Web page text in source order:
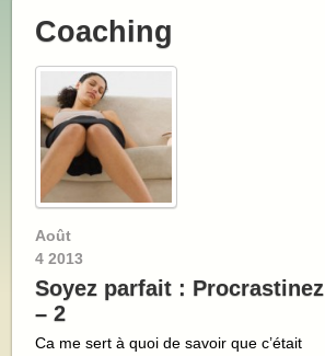
Coaching
Août
4 2013
Soyez parfait : Procrastinez
– 2
Ca me sert à quoi de savoir que c’était